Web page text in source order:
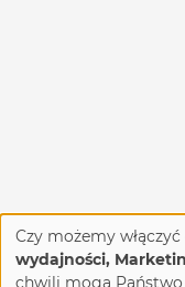
Regulamin
Czy możemy
wydajności,
chwili mogą